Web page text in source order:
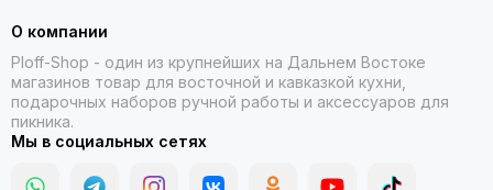
О компании
Ploff-Shop - один из крупнейших на Дальнем Востоке
магазинов товар для восточной и кавказкой кухни,
подарочных наборов ручной работы и аксессуаров для
пикника.
Мы в социальных сетях